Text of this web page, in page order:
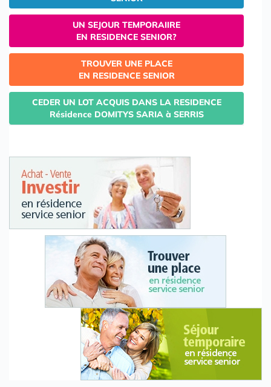
UN SEJOUR TEMPORAIIRE
EN RESIDENCE SENIOR?
TROUVER UNE PLACE
EN RESIDENCE SENIOR
CEDER UN LOT ACQUIS DANS LA RESIDENCE
Résidence DOMITYS SARIA à SERRIS